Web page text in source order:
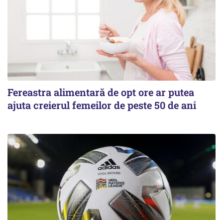
Fereastra alimentară de opt ore ar putea
ajuta creierul femeilor de peste 50 de ani